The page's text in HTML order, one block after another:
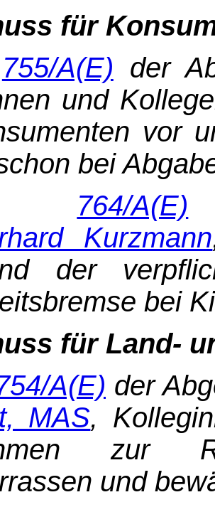
für
755/A(E) der
und
vor
bei
764/A(E)
Kurzmann
der
bei
für Land-
A(E) der
MAS,
zur
und